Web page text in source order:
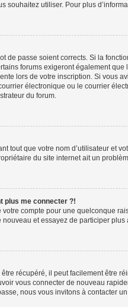
souhaitez utiliser. Pour plus
de passe soient corrects. Si la
forums exigeront également
lors de votre inscription. Si vous
électronique ou le courrier
du forum.
tout que votre nom d’utilisateur et
du site internet ait un
plus me connecter ?!
votre compte pour une quelconque
et essayez de participer
récupéré, il peut facilement être
vous connecter de nouveau
nous vous invitons à contacter